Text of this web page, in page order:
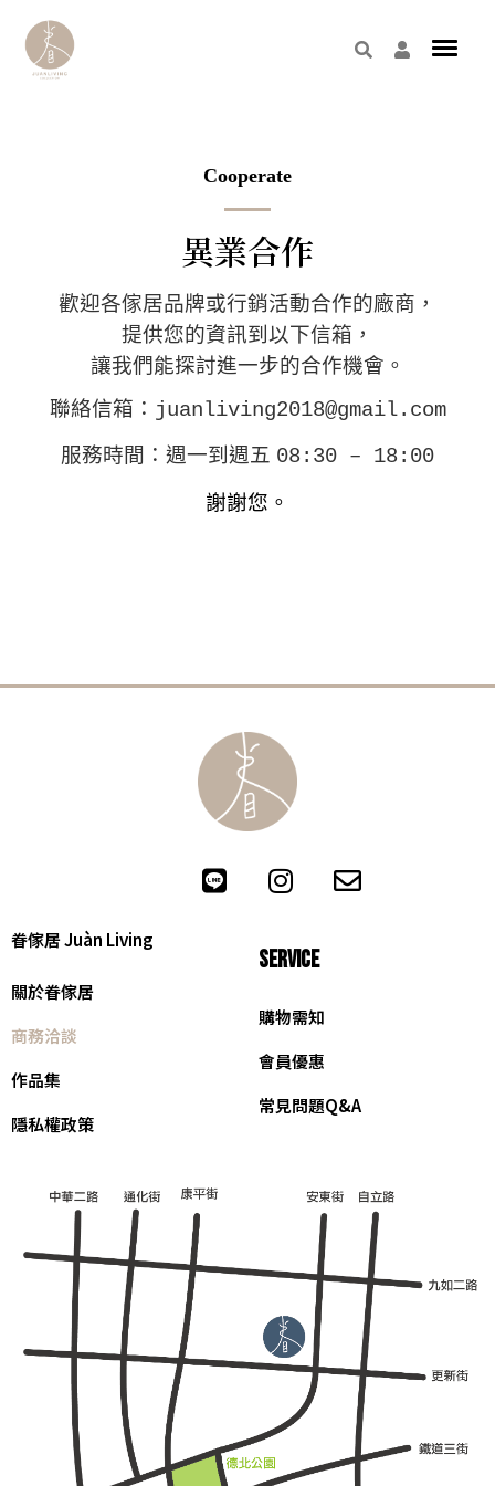
Cooperate
異業合作
歡迎各傢居品牌或行銷活動合作的廠商，
提供您的資訊到以下信箱，
讓我們能探討進一步的合作機會。
聯絡信箱： juanliving2018@gmail.com
服務時間：週一到週五 08:30 – 18:00
謝謝您。
眷傢居 Juàn Living
關於眷傢居
商務洽談
作品集
隱私權政策
SERVICE
購物需知
會員優惠
常見問題Q&A